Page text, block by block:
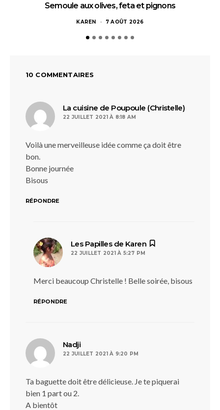
Semoule aux olives, feta et pignons
KAREN 7 AOÛT 2026
10 COMMENTAIRES
La cuisine de Poupoule (Christelle)
22 JUILLET 2021 À 8:18 AM
Voilà une merveilleuse idée comme ça doit être
bon.
Bonne journée
Bisous
RÉPONDRE
Les Papilles de Karen
22 JUILLET 2021 À 5:27 PM
Merci beaucoup Christelle ! Belle soirée, bisous
RÉPONDRE
Nadji
22 JUILLET 2021 À 9:20 PM
Ta baguette doit être délicieuse. Je te piquerai
bien 1 part ou 2.
A bientôt